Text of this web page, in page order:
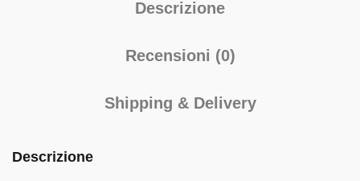
Descrizione
Recensioni (0)
Shipping & Delivery
Descrizione